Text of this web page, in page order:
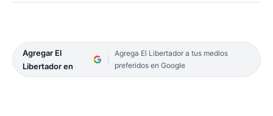
Agregar El
Libertador en
Agrega El Libertador a tus medios
preferidos en Google